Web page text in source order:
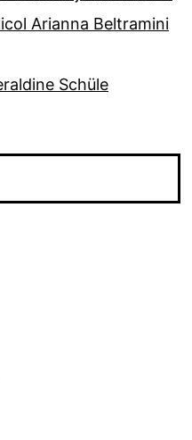
Arianna Beltramini
Schüle